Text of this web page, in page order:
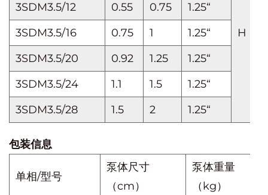
H（
3SDM3.5/12
0.55 0.75
1.25“
3SDM3.5/16
0.75 1
1.25“
3SDM3.5/20
0.92 1.25
1.25“
3SDM3.5/24
1.1 1.5
1.25“
3SDM3.5/28
1.5 2 1.25“
包装信息
单相/型号
泵体尺寸
（cm）
泵体重量
（kg）